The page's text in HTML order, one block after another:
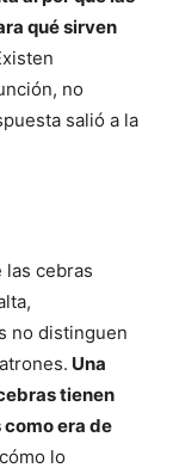
qué sirven
no
salió a la
las cebras
no distinguen
Una
tienen
era de
lo